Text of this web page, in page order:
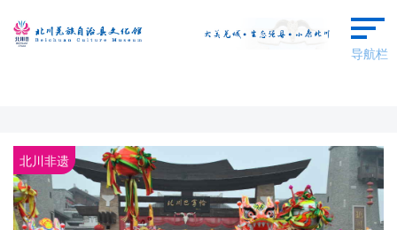
导航栏
本馆概况
群文动态
北川非遗